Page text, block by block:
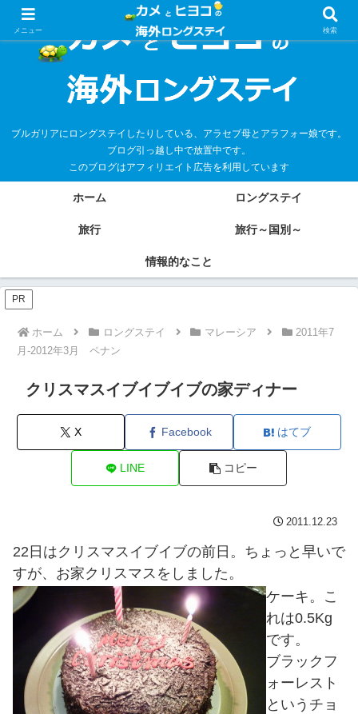
ブルガリアにロングステイしたりしている、アラセブ母とアラフォー娘です。
ブログ引っ越し中で放置中です。
このブログはアフィリエイト広告を利用しています
ホーム ロングステイ
旅行 旅行～国別～
情報的なこと
PR
ホーム ロングステイ マレーシア
2011年7
月-2012年3月 ペナン
クリスマスイブイブイブの家ディナー
X Facebook はてブ
LINE コピー
2011.12.23
22日はクリスマスイブイブの前日。ちょっと早いで
すが、お家クリスマスをしました。
ケーキ。こ
れは0.5Kg
です。
ブラックフ
ォーレスト
というチョ
メニュー 検索